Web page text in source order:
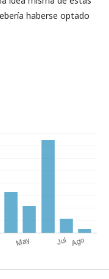
haberse optado